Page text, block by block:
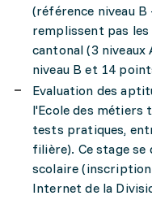
(référence niveau B
remplissent pas les
cantonal (3 niveaux
niveau B et 14
Evaluation des
l'Ecole des métiers
tests pratiques,
filière). Ce stage
scolaire
Internet de la